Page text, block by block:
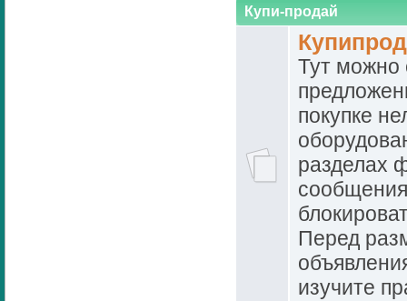
Купи-продай
Тут можно
покупке
разделах
Перед
изучите